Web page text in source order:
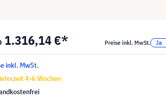
1.316,14 €* Preise inkl. MwSt.
inkl. MwSt.
4-6 Wochen